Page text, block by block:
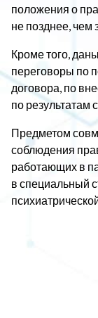
положения о
не позднее, чем
Кроме того,
переговоры по
договора, по
по результатам
Предметом
соблюдения
работающих в
в специальный